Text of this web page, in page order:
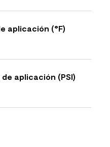
aplicación (°F)
aplicación (PSI)